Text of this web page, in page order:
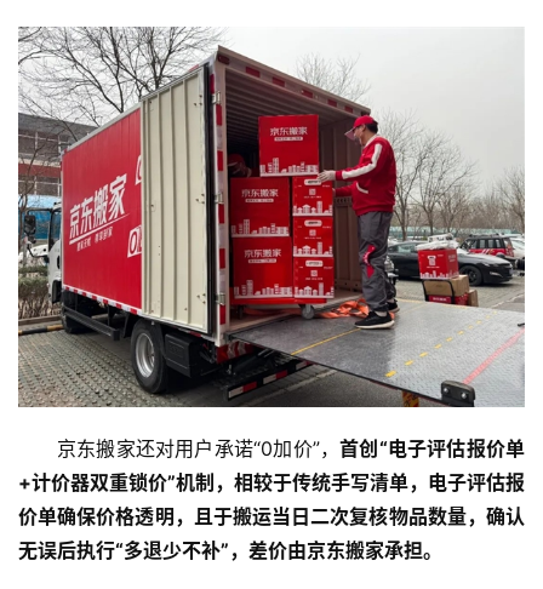
首
页
资
讯
消
费
京东搬家还对用户承诺“0加价”，首创“电子评估报价单
+计价器双重锁价”机制，相较于传统手写清单，电子评估报
价单确保价格透明，且于搬运当日二次复核物品数量，确认
无误后执行“多退少不补”，差价由京东搬家承担。